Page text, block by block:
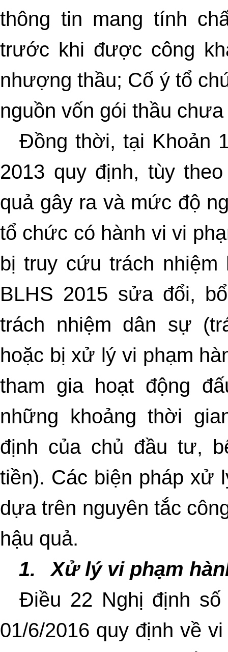
thông tin mang tính
trước khi được công
nhượng thầu; Cố ý tổ
nguồn vốn gói thầu
Đồng thời, tại Khoản
2013 quy định, tùy
quả gây ra và mức độ
tổ chức có hành vi vi
bị truy cứu trách
BLHS 2015 sửa đổi,
trách nhiệm dân sự
hoặc bị xử lý vi phạm
tham gia hoạt động
những khoảng thời
định của chủ đầu tư,
tiền). Các biện pháp xử
dựa trên nguyên tắc
hậu quả.
1.
Xử lý vi phạm
Điều 22 Nghị định
01/6/2016 quy định về